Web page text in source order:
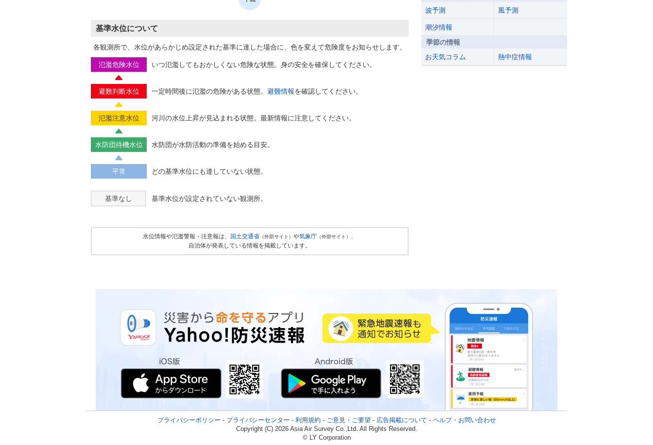
基準水位について
各観測所で、水位があらかじめ設定された基準に達した場合に、色を変えて危険度をお知らせします。
氾濫危険水位 いつ氾濫してもおかしくない危険な状態。身の安全を確保してください。
避難判断水位 一定時間後に氾濫の危険がある状態。 避難情報を確認してください。
氾濫注意水位 河川の水位上昇が見込まれる状態。最新情報に注意してください。
水防団待機水位 水防団が水防活動の準備を始める目安。
平常 どの基準水位にも達していない状態。
基準なし 基準水位が設定されていない観測所。
水位情報や氾濫警報・注意報は、 国土交通省 （外部サイト） や気象庁 （外部サイト） 、
自治体が発表している情報を掲載しています。
波予測
風予測
潮汐情報
季節の情報
お天気コラム
熱中症情報
プライバシーポリシー - プライバシーセンター - 利用規約 - ご意見・ご要望 - 広告掲載について - ヘルプ・お問い合わせ
Copyright (C) 2026 Asia Air Survey Co.,Ltd. All Rights Reserved.
© LY Corporation